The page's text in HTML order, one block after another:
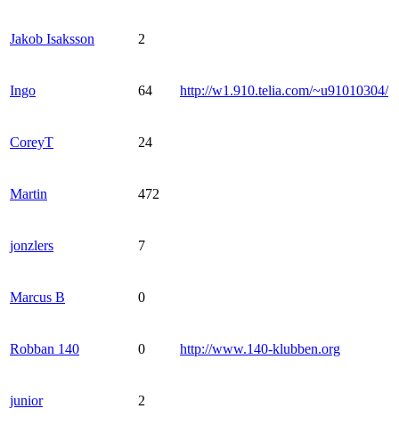
Jakob Isaksson 2
Ingo 64 http://w1.910.telia.com/~u91010304/
CoreyT 24
Martin 472
jonzlers 7
Marcus B 0
Robban 140 0 http://www.140-klubben.org
junior 2